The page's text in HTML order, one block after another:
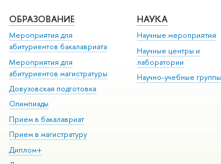
ОБРАЗОВАНИЕ
Мероприятия для
абитуриентов бакалавриата
Мероприятия для
абитуриентов магистратуры
Довузовская подготовка
Олимпиады
Прием в бакалавриат
Прием в магистратуру
Диплом+
НАУКА
Научные мероприятия
Научные центры и
лаборатории
Научно-учебные группы